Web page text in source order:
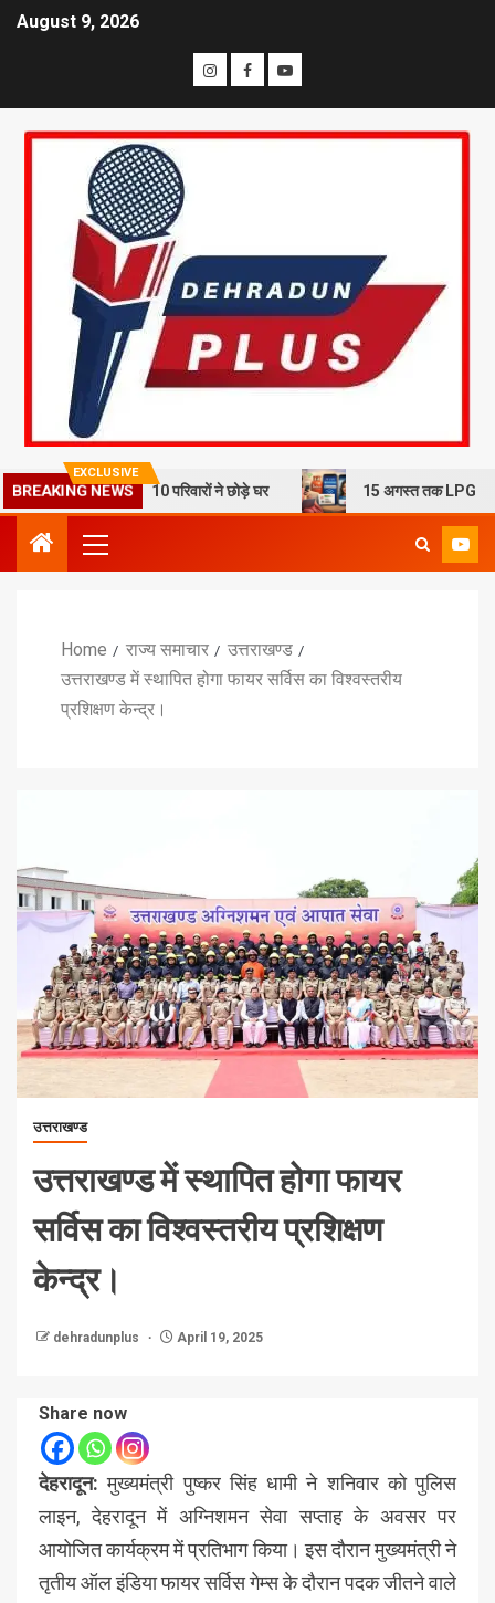
August 9, 2026
EXCLUSIVE
BREAKING NEWS
से दहशत, 10 परिवारों ने छोड़े घर 15 अगस्त तक LPG कनेक्शन की e-
Home राज्य समाचार
उत्तराखण्ड
उत्तराखण्ड में स्थापित होगा फायर सर्विस का विश्वस्तरीय
प्रशिक्षण केन्द्र।
उत्तराखण्ड
उत्तराखण्ड में स्थापित होगा फायर
सर्विस का विश्वस्तरीय प्रशिक्षण
केन्द्र।
dehradunplus April 19, 2025
Share now
देहरादून:मुख्यमंत्री पुष्कर सिंह धामी ने शनिवार को पुलिस
लाइन, देहरादून में अग्निशमन सेवा सप्ताह के अवसर पर
आयोजित कार्यक्रम में प्रतिभाग किया। इस दौरान मुख्यमंत्री ने
तृतीय ऑल इंडिया फायर सर्विस गेम्स के दौरान पदक जीतने वाले